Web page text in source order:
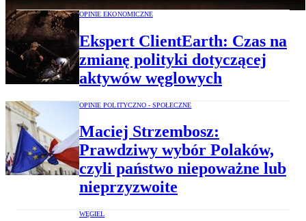
OPINIE EKONOMICZNE
Ekspert ClientEarth: Czas na
zmianę polityki dotyczącej
aktywów węglowych
OPINIE POLITYCZNO - SPOŁECZNE
Maciej Strzembosz:
Prawdziwy wybór Polaków,
czyli państwo niepoważne lub
nieprzyzwoite
WĘGIEL